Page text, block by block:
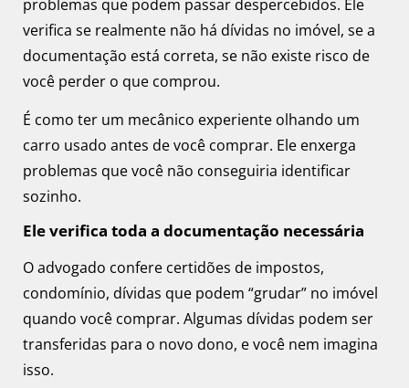
problemas que podem passar despercebidos. Ele
verifica se realmente não há dívidas no imóvel, se a
documentação está correta, se não existe risco de
você perder o que comprou.
É como ter um mecânico experiente olhando um
carro usado antes de você comprar. Ele enxerga
problemas que você não conseguiria identificar
sozinho.
Ele verifica toda a documentação necessária
O advogado confere certidões de impostos,
condomínio, dívidas que podem “grudar” no imóvel
quando você comprar. Algumas dívidas podem ser
transferidas para o novo dono, e você nem imagina
isso.